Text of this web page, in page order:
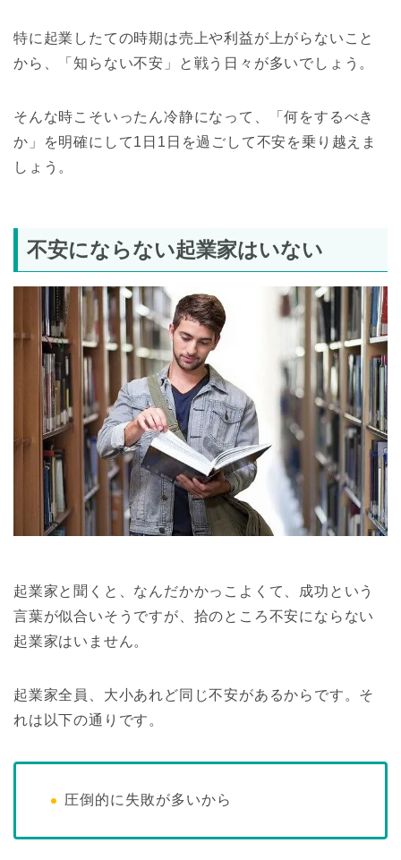
特に起業したての時期は売上や利益が上がらないこと
から、「知らない不安」と戦う日々が多いでしょう。
そんな時こそいったん冷静になって、「何をするべき
か」を明確にして1日1日を過ごして不安を乗り越えま
しょう。
不安にならない起業家はいない
起業家と聞くと、なんだかかっこよくて、成功という
言葉が似合いそうですが、拾のところ不安にならない
起業家はいません。
起業家全員、大小あれど同じ不安があるからです。そ
れは以下の通りです。
圧倒的に失敗が多いから